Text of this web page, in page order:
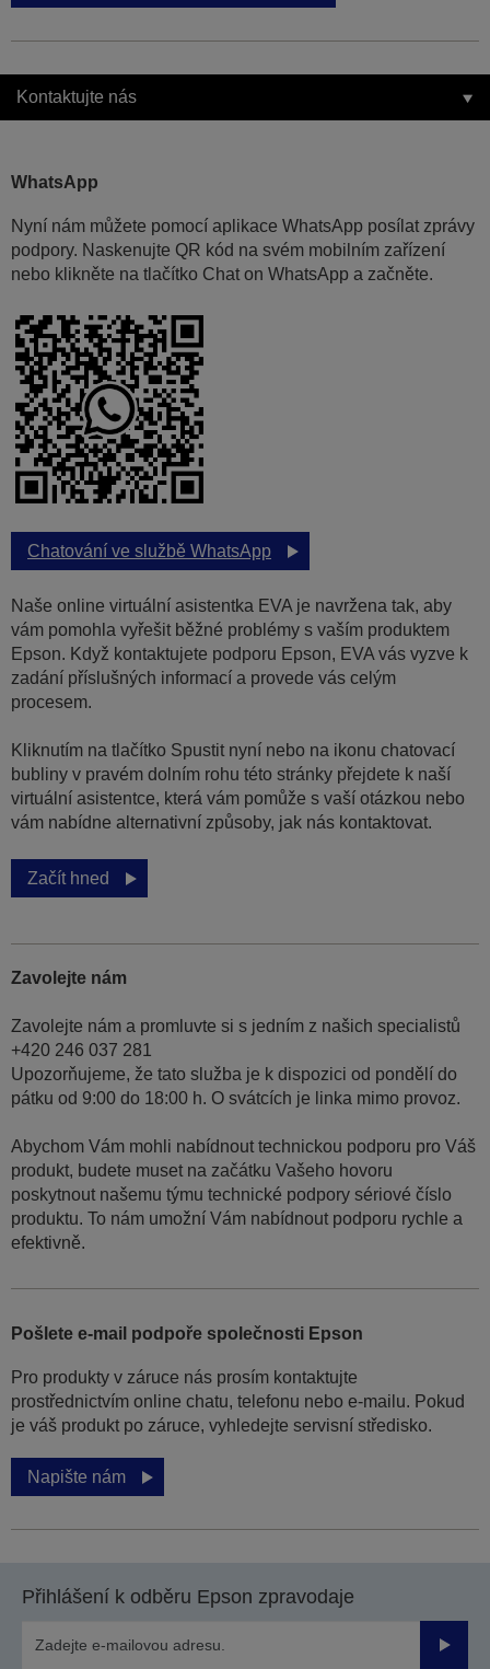
Kontaktujte nás
WhatsApp
Nyní nám můžete pomocí aplikace WhatsApp posílat zprávy
podpory. Naskenujte QR kód na svém mobilním zařízení
nebo klikněte na tlačítko Chat on WhatsApp a začněte.
Chatování ve službě WhatsApp
Naše online virtuální asistentka EVA je navržena tak, aby
vám pomohla vyřešit běžné problémy s vaším produktem
Epson. Když kontaktujete podporu Epson, EVA vás vyzve k
zadání příslušných informací a provede vás celým
procesem.
Kliknutím na tlačítko Spustit nyní nebo na ikonu chatovací
bubliny v pravém dolním rohu této stránky přejdete k naší
virtuální asistentce, která vám pomůže s vaší otázkou nebo
vám nabídne alternativní způsoby, jak nás kontaktovat.
Začít hned
Zavolejte nám
Zavolejte nám a promluvte si s jedním z našich specialistů
+420 246 037 281
Upozorňujeme, že tato služba je k dispozici od pondělí do
pátku od 9:00 do 18:00 h. O svátcích je linka mimo provoz.
Abychom Vám mohli nabídnout technickou podporu pro Váš
produkt, budete muset na začátku Vašeho hovoru
poskytnout našemu týmu technické podpory sériové číslo
produktu. To nám umožní Vám nabídnout podporu rychle a
efektivně.
Pošlete e-mail podpoře společnosti Epson
Pro produkty v záruce nás prosím kontaktujte
prostřednictvím online chatu, telefonu nebo e-mailu. Pokud
je váš produkt po záruce, vyhledejte servisní středisko.
Napište nám
Přihlášení k odběru Epson zpravodaje